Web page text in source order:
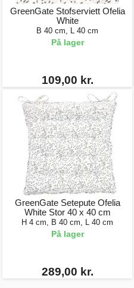
GreenGate Stofserviett Ofelia
White
B 40 cm, L 40 cm
På lager
109,00 kr.
GreenGate Setepute Ofelia
White Stor 40 x 40 cm
H 4 cm, B 40 cm, L 40 cm
På lager
289,00 kr.